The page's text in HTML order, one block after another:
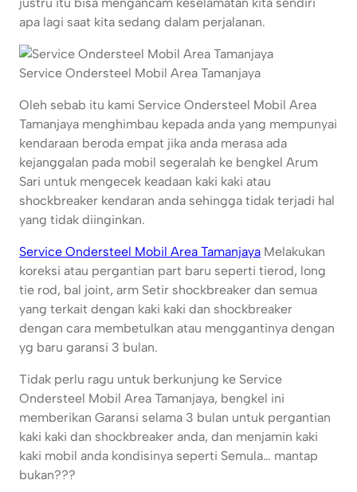
apa lagi saat kita sedang dalam perjalanan.
Service Ondersteel Mobil Area Tamanjaya
Oleh sebab itu kami Service Ondersteel Mobil Area
Tamanjaya menghimbau kepada anda yang mempunyai
kendaraan beroda empat jika anda merasa ada
kejanggalan pada mobil segeralah ke bengkel Arum
Sari untuk mengecek keadaan kaki kaki atau
shockbreaker kendaran anda sehingga tidak terjadi hal
yang tidak diinginkan.
Service Ondersteel Mobil Area Tamanjaya Melakukan
koreksi atau pergantian part baru seperti tierod, long
tie rod, bal joint, arm Setir shockbreaker dan semua
yang terkait dengan kaki kaki dan shockbreaker
dengan cara membetulkan atau menggantinya dengan
yg baru garansi 3 bulan.
Tidak perlu ragu untuk berkunjung ke Service
Ondersteel Mobil Area Tamanjaya, bengkel ini
memberikan Garansi selama 3 bulan untuk pergantian
kaki kaki dan shockbreaker anda, dan menjamin kaki
kaki mobil anda kondisinya seperti Semula… mantap
bukan???